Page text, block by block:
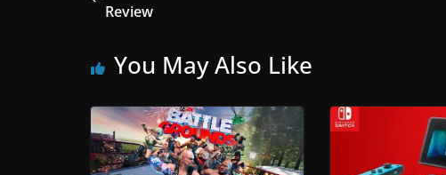
Review
You May Also Like